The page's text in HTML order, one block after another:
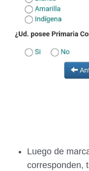
Luego de
corresponden,